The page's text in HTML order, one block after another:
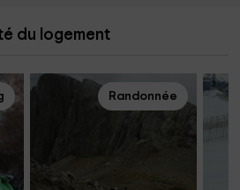
du logement
Randonnée